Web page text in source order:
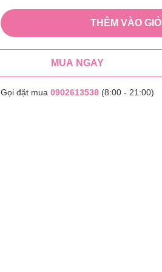
THÊM VÀO GIỎ
MUA NGAY
Gọi đặt mua 0902613538 (8:00 - 21:00)